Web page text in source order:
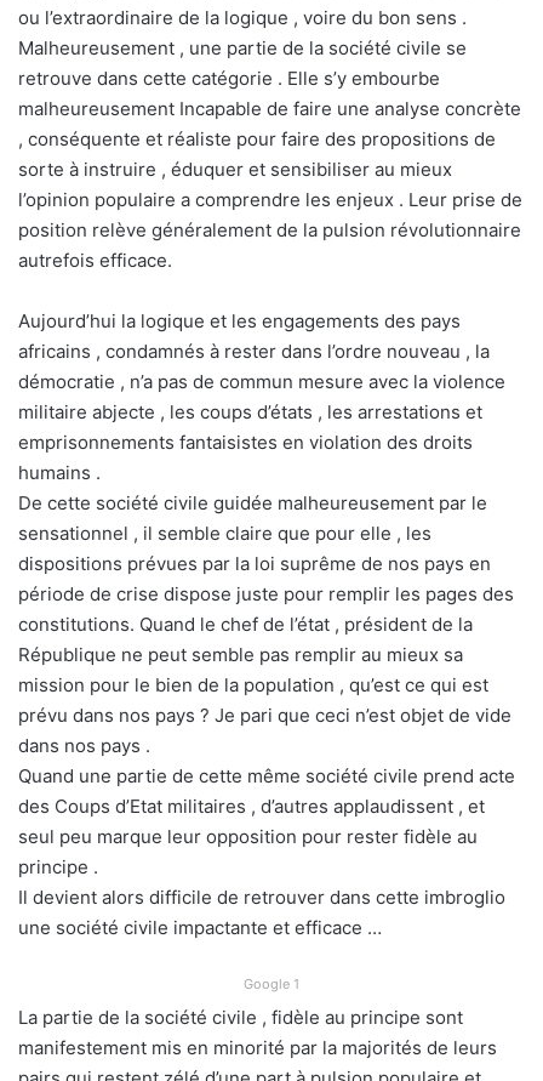
ou l’extraordinaire de la logique , voire du bon sens .
Malheureusement , une partie de la société civile se
retrouve dans cette catégorie . Elle s’y embourbe
malheureusement Incapable de faire une analyse concrète
, conséquente et réaliste pour faire des propositions de
sorte à instruire , éduquer et sensibiliser au mieux
l’opinion populaire a comprendre les enjeux . Leur prise de
position relève généralement de la pulsion révolutionnaire
autrefois efficace.
Aujourd’hui la logique et les engagements des pays
africains , condamnés à rester dans l’ordre nouveau , la
démocratie , n’a pas de commun mesure avec la violence
militaire abjecte , les coups d’états , les arrestations et
emprisonnements fantaisistes en violation des droits
humains .
De cette société civile guidée malheureusement par le
sensationnel , il semble claire que pour elle , les
dispositions prévues par la loi suprême de nos pays en
période de crise dispose juste pour remplir les pages des
constitutions. Quand le chef de l’état , président de la
République ne peut semble pas remplir au mieux sa
mission pour le bien de la population , qu’est ce qui est
prévu dans nos pays ? Je pari que ceci n’est objet de vide
dans nos pays .
Quand une partie de cette même société civile prend acte
des Coups d’Etat militaires , d’autres applaudissent , et
seul peu marque leur opposition pour rester fidèle au
principe .
Il devient alors difficile de retrouver dans cette imbroglio
une société civile impactante et efficace …
Google 1
La partie de la société civile , fidèle au principe sont
manifestement mis en minorité par la majorités de leurs